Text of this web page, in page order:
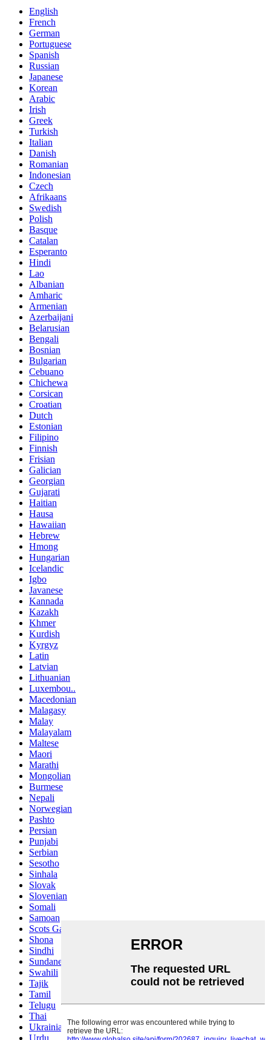
English
French
German
Portuguese
Spanish
Russian
Japanese
Korean
Arabic
Irish
Greek
Turkish
Italian
Danish
Romanian
Indonesian
Czech
Afrikaans
Swedish
Polish
Basque
Catalan
Esperanto
Hindi
Lao
Albanian
Amharic
Armenian
Azerbaijani
Belarusian
Bengali
Bosnian
Bulgarian
Cebuano
Chichewa
Corsican
Croatian
Dutch
Estonian
Filipino
Finnish
Frisian
Galician
Georgian
Gujarati
Haitian
Hausa
Hawaiian
Hebrew
Hmong
Hungarian
Icelandic
Igbo
Javanese
Kannada
Kazakh
Khmer
Kurdish
Kyrgyz
Latin
Latvian
Lithuanian
Luxembou..
Macedonian
Malagasy
Malay
Malayalam
Maltese
Maori
Marathi
Mongolian
Burmese
Nepali
Norwegian
Pashto
Persian
Punjabi
Serbian
Sesotho
Sinhala
Slovak
Slovenian
Somali
Samoan
Scots Gaelic
Shona
Sindhi
Sundanese
Swahili
Tajik
Tamil
Telugu
Thai
Ukrainian
Urdu